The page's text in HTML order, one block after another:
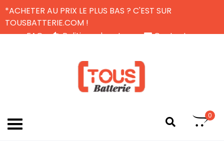
*ACHETER AU PRIX LE PLUS BAS ? C'EST SUR
TOUSBATTERIE.COM !
FAQ
Politique de retour
Contactez-nous
0